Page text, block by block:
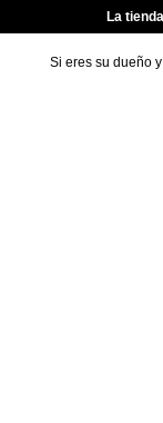
La
Si eres su dueño